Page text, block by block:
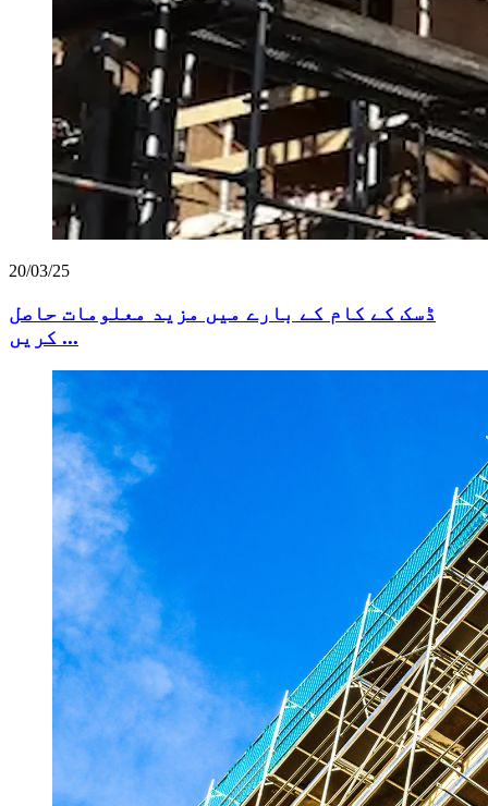
20/03/25
ڈسک کے کام کے بارے میں مزید معلومات حاصل
کریں ...